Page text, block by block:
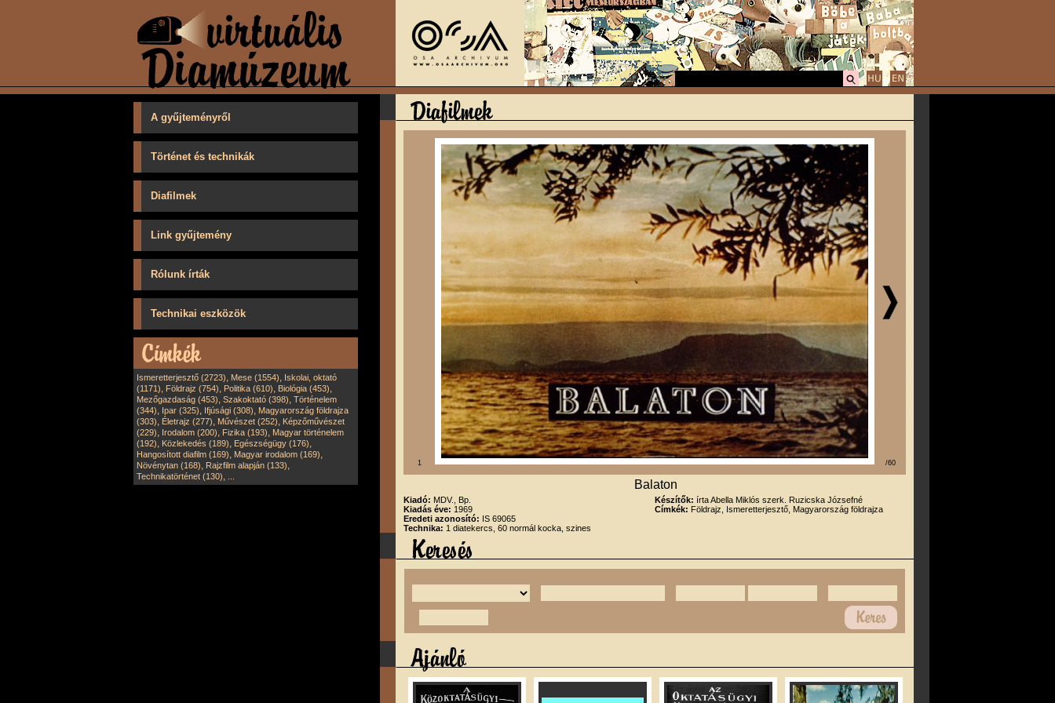
A gyűjteményről
Történet és technikák
Diafilmek
Link gyűjtemény
Rólunk írták
Technikai eszközök
Ismeretterjesztő (2723), Mese (1554), Iskolai, oktató
(1171), Földrajz (754), Politika (610), Biológia (453),
Mezőgazdaság (453), Szakoktató (398), Történelem
(344), Ipar (325), Ifjúsági (308), Magyarország földrajza
(303), Életrajz (277), Művészet (252), Képzőművészet
(229), Irodalom (200), Fizika (193), Magyar történelem
(192), Közlekedés (189), Egészségügy (176),
Hangosított diafilm (169), Magyar irodalom (169),
Növénytan (168), Rajzfilm alapján (133),
Technikatörténet (130),
1 /60
Balaton
Kiadó: MDV., Bp.
Kiadás éve: 1969
Eredeti azonosító: IS 69065
Technika: 1 diatekercs, 60 normál kocka, szines
Készítők: írta Abella Miklós szerk. Ruzicska Józsefné
Címkék: Földrajz, Ismeretterjesztő, Magyarország földrajza